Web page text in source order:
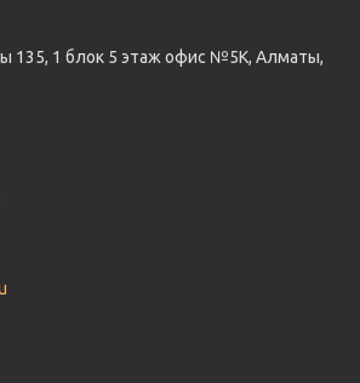
135, 1 блок 5 этаж офис №5К, Алматы,